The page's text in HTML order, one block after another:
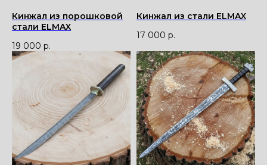
Кинжал из порошковой
стали ЕLMAX
19 000 р.
Кинжал из стали ELMAX
17 000 р.